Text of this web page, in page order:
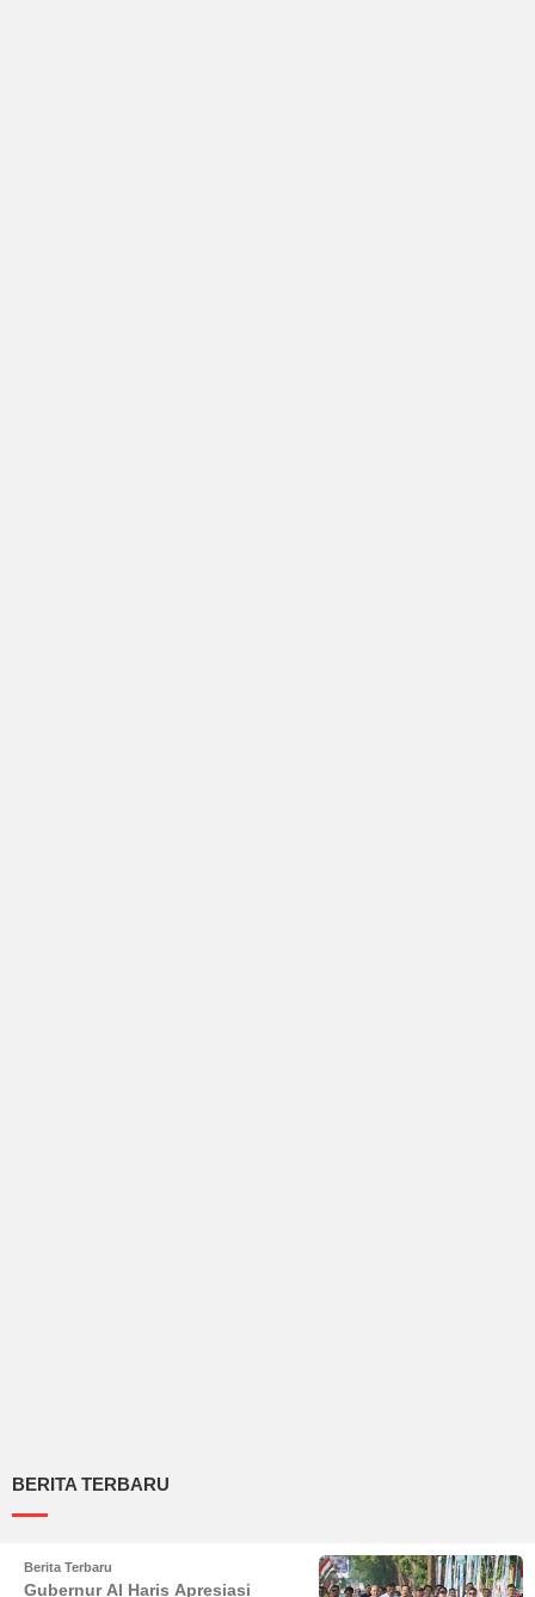
BERITA TERBARU
Berita Terbaru
Gubernur Al Haris Apresiasi